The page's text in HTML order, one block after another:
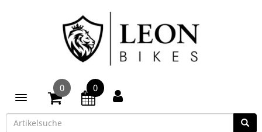
Toggle navigation
0 0